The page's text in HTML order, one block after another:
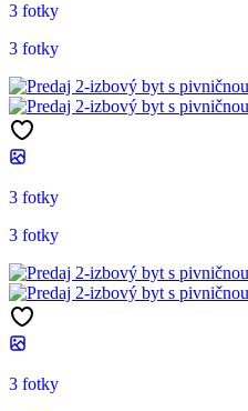
3 fotky
3 fotky
3 fotky
3 fotky
3 fotky